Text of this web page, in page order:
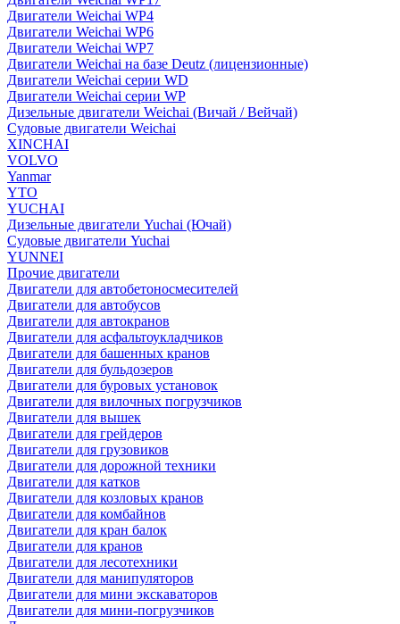
Двигатели Weichai WP4
Двигатели Weichai WP6
Двигатели Weichai WP7
Двигатели Weichai на базе Deutz (лицензионные)
Двигатели Weichai серии WD
Двигатели Weichai серии WP
Дизельные двигатели Weichai (Вичай / Вейчай)
Судовые двигатели Weichai
XINCHAI
VOLVO
Yanmar
YTO
YUCHAI
Дизельные двигатели Yuchai (Ючай)
Судовые двигатели Yuchai
YUNNEI
Прочие двигатели
Двигатели для автобетоносмесителей
Двигатели для автобусов
Двигатели для автокранов
Двигатели для асфальтоукладчиков
Двигатели для башенных кранов
Двигатели для бульдозеров
Двигатели для буровых установок
Двигатели для вилочных погрузчиков
Двигатели для вышек
Двигатели для грейдеров
Двигатели для грузовиков
Двигатели для дорожной техники
Двигатели для катков
Двигатели для козловых кранов
Двигатели для комбайнов
Двигатели для кран балок
Двигатели для кранов
Двигатели для лесотехники
Двигатели для манипуляторов
Двигатели для мини экскаваторов
Двигатели для мини-погрузчиков